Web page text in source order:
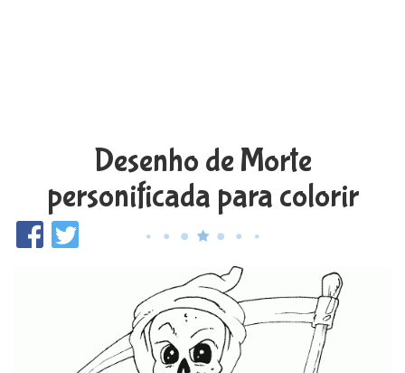
Desenho de Morte
personificada para colorir